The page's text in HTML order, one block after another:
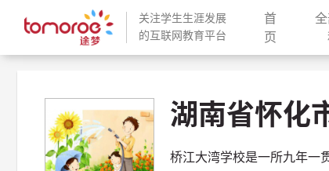
关注学生生涯发展
的互联网教育平台
首
页 (current)
湖南省怀化
桥江大湾学校是一所九年一